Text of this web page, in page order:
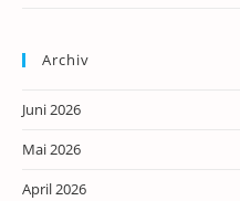
Archiv
Juni 2026
Mai 2026
April 2026